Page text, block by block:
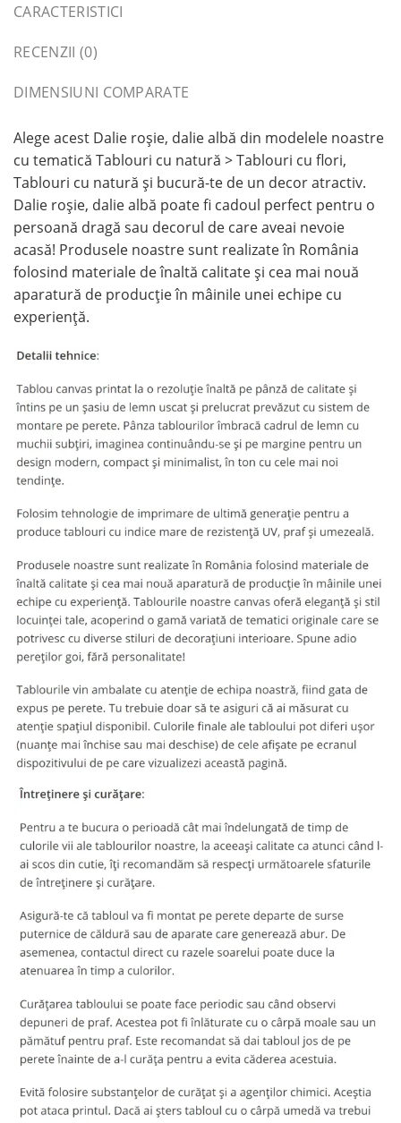
CARACTERISTICI
RECENZII (0)
DIMENSIUNI COMPARATE
Alege acest Dalie roșie, dalie albă din modelele noastre
cu tematică Tablouri cu natură > Tablouri cu flori,
Tablouri cu natură și bucură-te de un decor atractiv.
Dalie roșie, dalie albă poate fi cadoul perfect pentru o
persoană dragă sau decorul de care aveai nevoie
acasă! Produsele noastre sunt realizate în România
folosind materiale de înaltă calitate și cea mai nouă
aparatură de producție în mâinile unei echipe cu
experiență.